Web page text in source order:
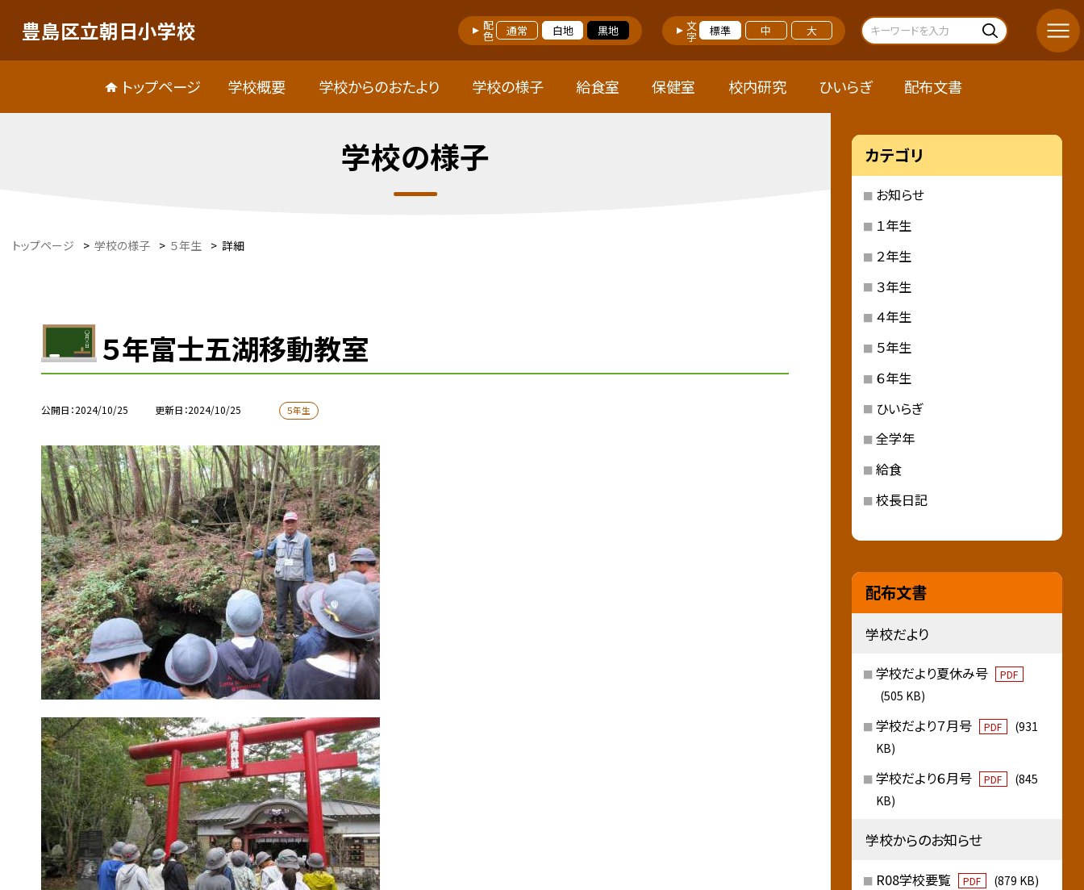
豊島区立朝日小学校 配色 通常 白地 黒地 文字 標準 中 大
トップページ 学校概要 学校からのおたより 学校の様子 給食室 保健室 校内研究 ひいらぎ 配布文書
学校の様子
トップページ > 学校の様子 > ５年生 > 詳細
５年富士五湖移動教室
公開日 2024/10/25 更新日 2024/10/25 ５年生
カテゴリ
お知らせ
１年生
２年生
３年生
４年生
５年生
６年生
ひいらぎ
全学年
給食
校長日記
配布文書
学校だより
学校だより夏休み号 PDF
(505 KB)
学校だより７月号 PDF
(931
KB)
学校だより６月号 PDF
(845
KB)
学校からのお知らせ
R08学校要覧 PDF (879 KB)